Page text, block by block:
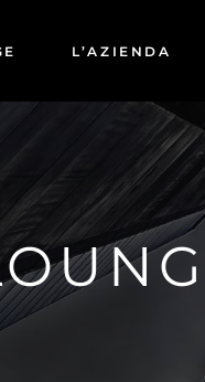
L’AZIENDA